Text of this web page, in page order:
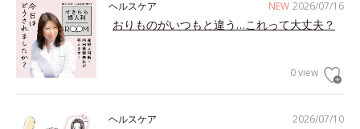
NEW 2026/07/16
ヘルスケア
おりものがいつもと違う…これって大丈夫？
0 view
2026/07/10
ヘルスケア